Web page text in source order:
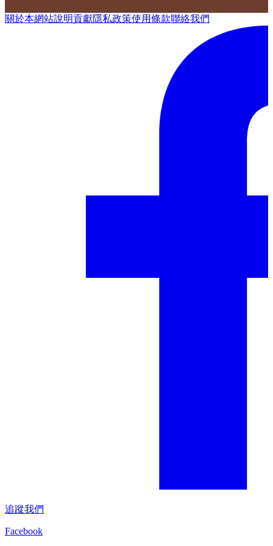
關於本網站說明貢獻隱私政策使用條款聯絡我們
追蹤我們
Facebook